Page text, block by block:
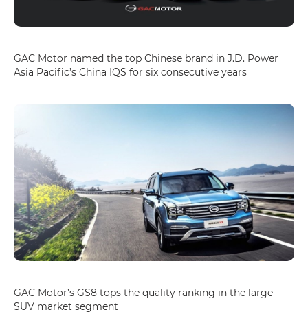
GAC Motor named the top Chinese brand in J.D. Power
Asia Pacific’s China IQS for six consecutive years
GAC Motor’s GS8 tops the quality ranking in the large
SUV market segment